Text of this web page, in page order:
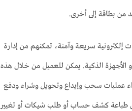
من بطاقة إلى أخرى.
إلكترونية سريعة وآمنة، تمكنهم من إدارة
الأجهزة الذكية. يمكن للعميل من خلال هذه
عمليات سحب وإيداع وتحويل وشراء ودفع
طباعة كشف حساب أو طلب شيكات أو تغيير